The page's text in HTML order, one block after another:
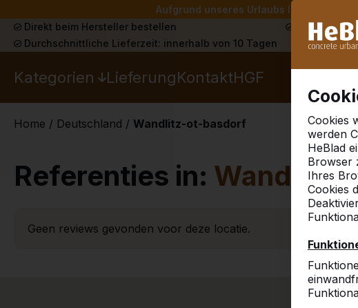
Aufgrund unseres Urlaubs liefern wir
Cookies
werden
HeBlad
Browser
Ihres
Cookies
Direkt beim Hersteller bestellen Schon
Durchschnittliche Lieferzeit: innerhalb von 10 Tagen
Kategorien LieferungKontaktHGF
Home / Deutschland / Wandlitz-ot-basdorf
Referenties in: Wandlitz
Geen reviews gevonden voor deze locatie.